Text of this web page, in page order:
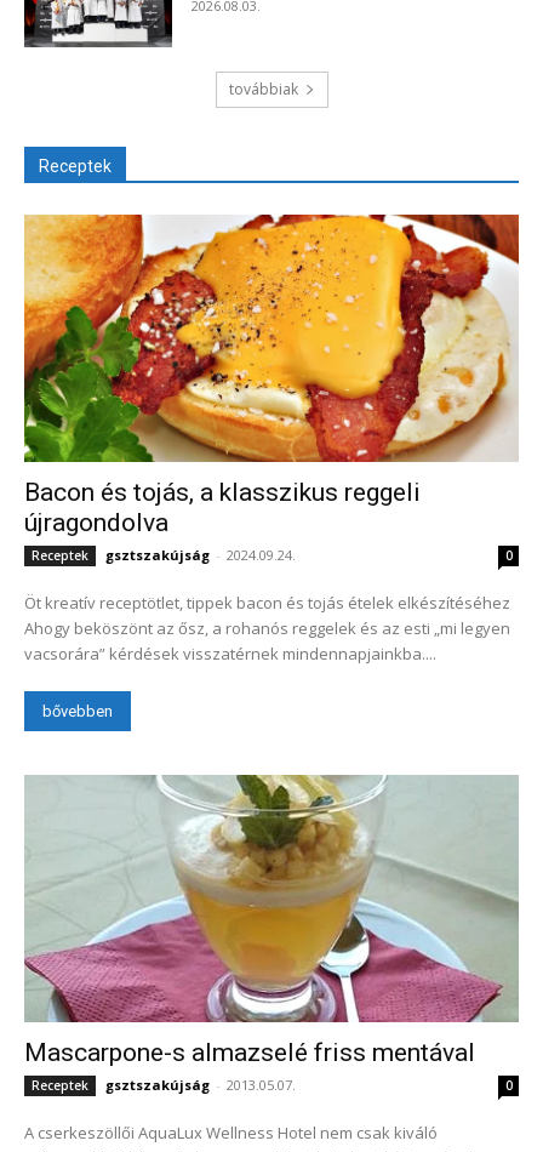
2026.08.03.
továbbiak
Receptek
Bacon és tojás, a klasszikus reggeli
újragondolva
Receptek gsztszakújság - 2024.09.24. 0
Öt kreatív receptötlet, tippek bacon és tojás ételek elkészítéséhez
Ahogy beköszönt az ősz, a rohanós reggelek és az esti „mi legyen
vacsorára” kérdések visszatérnek mindennapjainkba....
bővebben
Mascarpone-s almazselé friss mentával
Receptek gsztszakújság - 2013.05.07. 0
A cserkeszöllői AquaLux Wellness Hotel nem csak kiváló